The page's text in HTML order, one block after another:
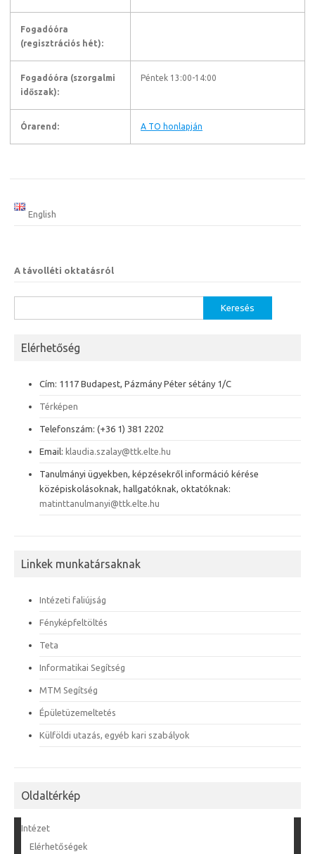
Fogadóóra
(regisztrációs hét):
Fogadóóra (szorgalmi
időszak):
Péntek 13:00-14:00
Órarend: A TO honlapján
English
A távolléti oktatásról
Elérhetőség
Cím: 1117 Budapest, Pázmány Péter sétány 1/C
Térképen
Telefonszám: (+36 1) 381 2202
Email: klaudia.szalay@ttk.elte.hu
Tanulmányi ügyekben, képzésekről információ kérése
középiskolásoknak, hallgatóknak, oktatóknak:
matinttanulmanyi@ttk.elte.hu
Linkek munkatársaknak
Intézeti faliújság
Fényképfeltöltés
Teta
Informatikai Segítség
MTM Segítség
Épületüzemeltetés
Külföldi utazás, egyéb kari szabályok
Oldaltérkép
Intézet
Elérhetőségek